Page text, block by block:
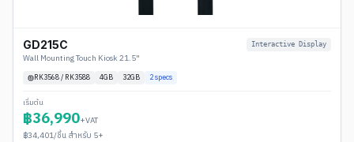
GD215C Interactive Display
Wall Mounting Touch Kiosk 21.5"
RK3568 / RK3588 4GB 32GB 2specs
เริ่มต้น
฿36,990+VAT
฿34,401/ชิ้น สำหรับ 5+